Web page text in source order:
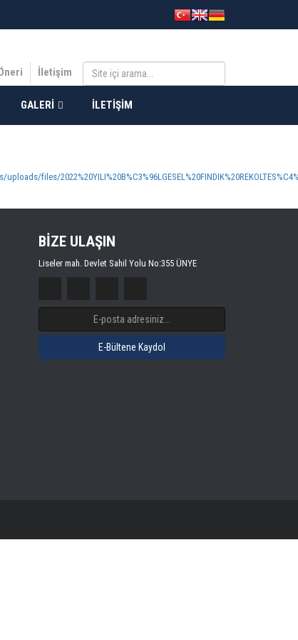
İletişim
GALERI İLETIŞIM
files/
BİZE ULAŞIN
Liseler mah. Devlet Sahil Yolu No:355 ÜNYE